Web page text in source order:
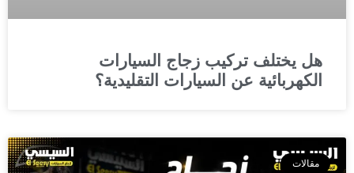
هل يختلف تركيب زجاج السيارات
الكهربائية عن السيارات التقليدية؟
مقالات